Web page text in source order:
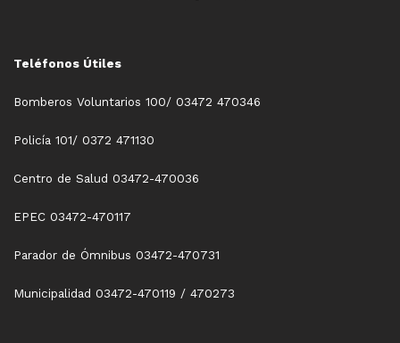
Teléfonos Útiles
Bomberos Voluntarios 100/ 03472 470346
Policía 101/ 0372 471130
Centro de Salud 03472-470036
EPEC 03472-470117
Parador de Ómnibus 03472-470731
Municipalidad 03472-470119 / 470273